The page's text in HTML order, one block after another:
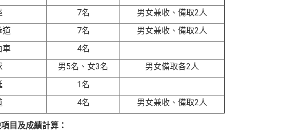
7名 男女兼收、備取2人
道 7名 男女兼收、備取2人
車 4名
男5名、女3名 男女備取各2人
1名
4名 男女兼收、備取2人
目及成績計算：